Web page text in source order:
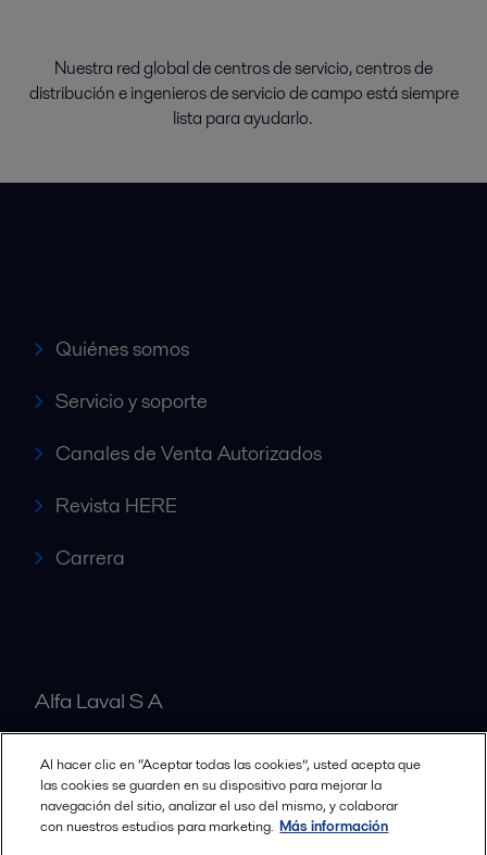
Nuestra red global decentros deservicio,centros de
distribucióneingenieros de servicio de campoestásiempre
lista paraayudarlo.
Quiénes somos
Servicio y soporte
Canales de Venta Autorizados
Revista HERE
Carrera
Alfa Laval S A
Nuestras oficinas
Al hacer clic en “Aceptar todas las cookies”, usted acepta que
las cookies se guarden en su dispositivo para mejorar la
navegación del sitio, analizar el uso del mismo, y colaborar
con nuestros estudios para marketing. Más información